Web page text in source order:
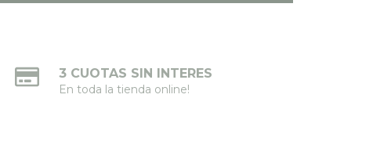
3 CUOTAS SIN INTERES
En toda la tienda online!